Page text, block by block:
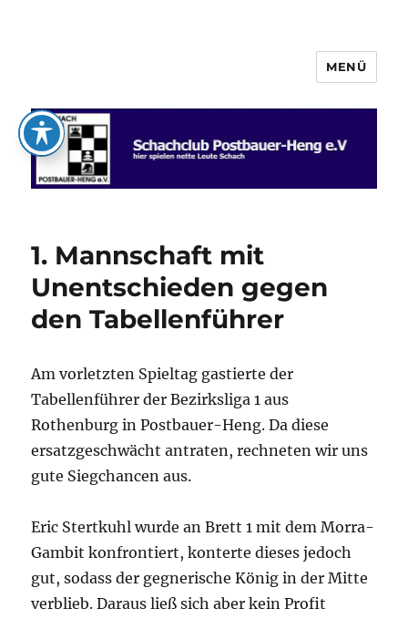
Schachclub Postbauer-Heng e.V.
MENÜ
1. Mannschaft mit
Unentschieden gegen
den Tabellenführer
Am vorletzten Spieltag gastierte der
Tabellenführer der Bezirksliga 1 aus
Rothenburg in Postbauer-Heng. Da diese
ersatzgeschwächt antraten, rechneten wir uns
gute Siegchancen aus.
Eric Stertkuhl wurde an Brett 1 mit dem Morra-
Gambit konfrontiert, konterte dieses jedoch
gut, sodass der gegnerische König in der Mitte
verblieb. Daraus ließ sich aber kein Profit